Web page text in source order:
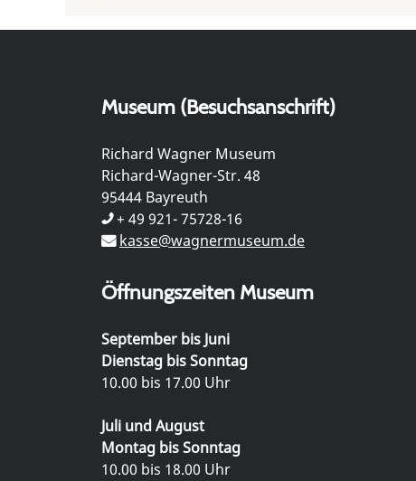
Museum (Besuchsanschrift)
Richard Wagner Museum
Richard-Wagner-Str. 48
95444 Bayreuth
+ 49 921- 75728-16
kasse@wagnermuseum.de
Öffnungszeiten Museum
September bis Juni
Dienstag bis Sonntag
10.00 bis 17.00 Uhr
Juli und August
Montag bis Sonntag
10.00 bis 18.00 Uhr